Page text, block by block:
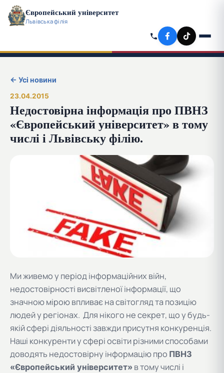
Європейський університет
Львівська філія
← Усі новини
23.04.2015
Недостовірна інформація про ПВНЗ
«Європейський університет» в тому
числі і Львівську філію.
Ми живемо у період інформаційних війн,
недостовірності висвітленої інформації, що
значною мірою впливає на світогляд та позицію
людей у регіонах. Для нікого не секрет, що у будь-
якій сфері діяльності завжди присутня конкуренція.
Наші конкуренти у сфері освіти різними способами
доводять недостовірну інформацію про ПВНЗ
«Європейський університет» в тому числі і